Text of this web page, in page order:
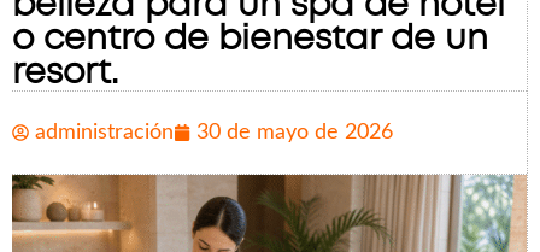
o centro de bienestar de un
resort.
administración 30 de mayo de 2026